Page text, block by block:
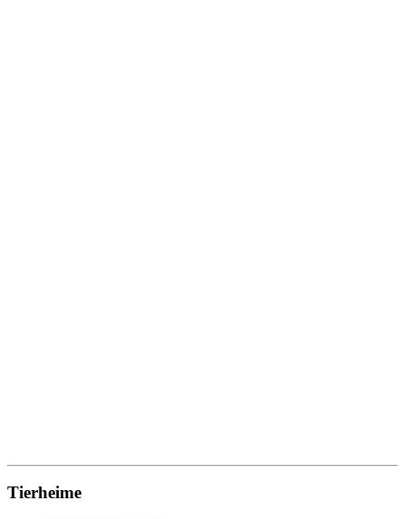
Tierheime